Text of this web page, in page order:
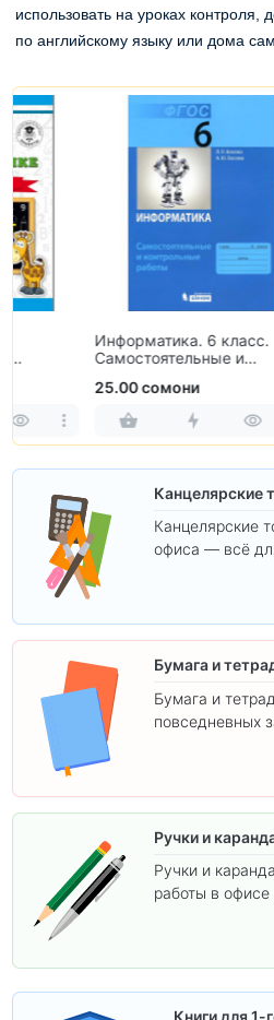
использовать на уроках контроля,
по английскому языку или дома
Информатика. 6 класс.
Самостоятельные и
25.00 сомони
Канцелярские
Канцелярские
офиса — всё
Бумага и
Бумага и
повседневных
Ручки и
Ручки и
работы в офисе
Книги для 1-